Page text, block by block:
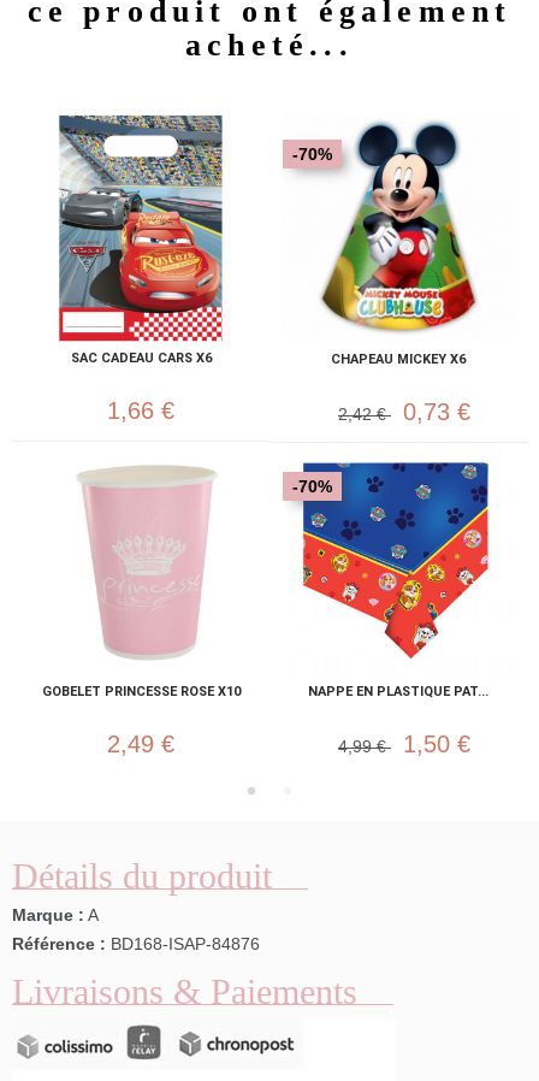
ce produit ont également
acheté...
SAC CADEAU CARS X6
1,66 €
CHAPEAU MICKEY X6
-70%
2,42 € 0,73 €
GOBELET PRINCESSE ROSE X10
2,49 €
NAPPE EN PLASTIQUE PAT...
-70%
4,99 € 1,50 €
Détails du produit
Marque : A
Référence : BD168-ISAP-84876
Livraisons & Paiements